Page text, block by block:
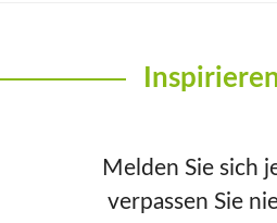
Melden Sie sich
verpassen Sie